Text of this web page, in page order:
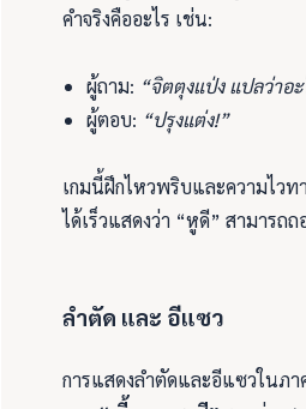
คำจริงคืออะไร เช่น:
ผู้ถาม: “จิตตุงแป่ง แปลว่าอะ
ผู้ตอบ: “ปรุงแต่ง!”
เกมนี้ฝึกไหวพริบและความไว
ได้เร็วแสดงว่า “หูดี” สามารถ
ลำตัด และ อีแซว
การแสดงลำตัดและอีแซวในภา